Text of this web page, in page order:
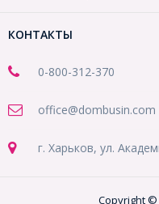
КОНТАКТЫ
0-800-312-370
office@dombusin.com
г. Харьков, ул.
Copyright ©